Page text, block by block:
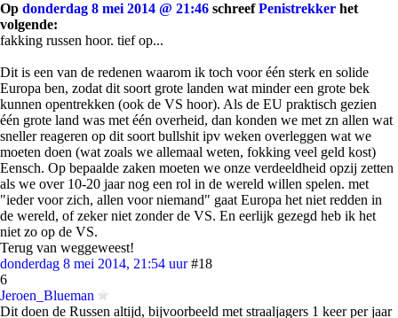
Op donderdag 8 mei 2014 @ 21:46 schreefPenistrekker het
volgende:
fakking russen hoor. tief op...
Dit is een van de redenen waarom ik toch voor één sterk en solide
Europa ben, zodat dit soort grote landen wat minder een grote bek
kunnen opentrekken (ook de VS hoor). Als de EU praktisch gezien
één grote land was met één overheid, dan konden we met zn allen wat
sneller reageren op dit soort bullshit ipv weken overleggen wat we
moeten doen (wat zoals we allemaal weten, fokking veel geld kost)
Eensch. Op bepaalde zaken moeten we onze verdeeldheid opzij zetten
als we over 10-20 jaar nog een rol in de wereld willen spelen. met
"ieder voor zich, allen voor niemand" gaat Europa het niet redden in
de wereld, of zeker niet zonder de VS. En eerlijk gezegd heb ik het
niet zo op de VS.
Terug van weggeweest!
donderdag 8 mei 2014, 21:54 uur #18
6
Jeroen_Blueman
Dit doen de Russen altijd, bijvoorbeeld met straaljagers 1 keer per jaar